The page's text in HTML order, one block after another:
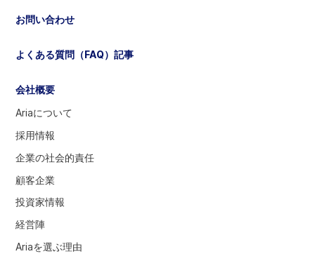
だ
会社概要
Ariaについて
採用情報
企業の社会的責任
顧客企業
投資家情報
経営陣
Ariaを選ぶ理由
お問い合わせ
よくある質問（FAQ）記事